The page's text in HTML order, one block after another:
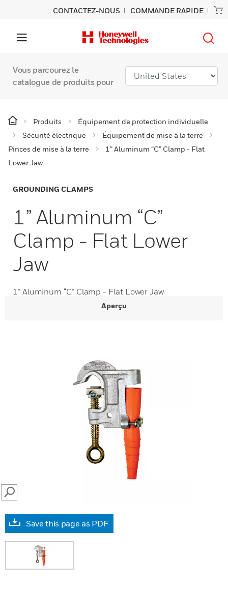
CONTACTEZ-NOUS COMMANDE RAPIDE
Vous parcourez le
catalogue de produits pour
Produits
Équipement de protection individuelle
Sécurité électrique
Équipement de mise à la terre
Pinces de mise à la terre
1” Aluminum “C” Clamp - Flat
Lower Jaw
GROUNDING CLAMPS
1” Aluminum “C”
Clamp - Flat Lower
Jaw
1” Aluminum “C” Clamp - Flat Lower Jaw
Aperçu
SEARCH
Save this page as PDF